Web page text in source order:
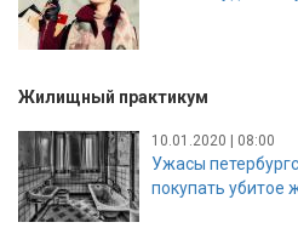
Жилищный практикум
10.01.2020 | 08:00
Ужасы
покупать убитое